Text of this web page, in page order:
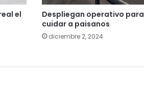
el
Despliegan operativo para
cuidar a paisanos
diciembre 2, 2024